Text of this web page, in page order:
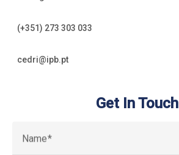
(+351) 273 303 033
cedri@ipb.pt
Get In Touch
Name